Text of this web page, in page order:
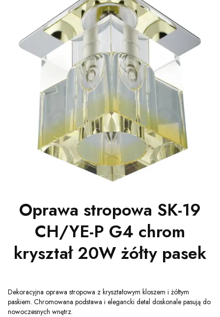
Oprawa stropowa SK-19
CH/YE-P G4 chrom
kryształ 20W żółty pasek
Dekoracyjna oprawa stropowa z kryształowym kloszem i żółtym
paskiem. Chromowana podstawa i elegancki detal doskonale pasują do
nowoczesnych wnętrz.